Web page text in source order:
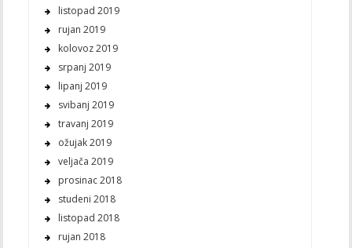
listopad 2019
rujan 2019
kolovoz 2019
srpanj 2019
lipanj 2019
svibanj 2019
travanj 2019
ožujak 2019
veljača 2019
prosinac 2018
studeni 2018
listopad 2018
rujan 2018